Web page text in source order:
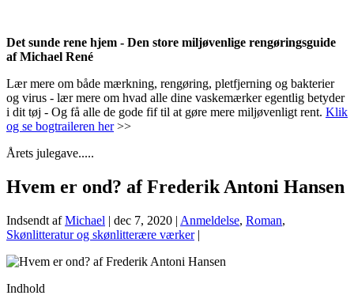
Det sunde rene hjem - Den store miljøvenlige rengøringsguide
af Michael René
Lær mere om både mærkning, rengøring, pletfjerning og bakterier
og virus - lær mere om hvad alle dine vaskemærker egentlig betyder
i dit tøj - Og få alle de gode fif til at gøre mere miljøvenligt rent. Klik
og se bogtraileren her>>
Årets julegave.....
Hvem er ond? af Frederik Antoni Hansen
Indsendt afMichael | dec 7, 2020 | Anmeldelse, Roman,
Skønlitteratur og skønlitterære værker|
Indhold